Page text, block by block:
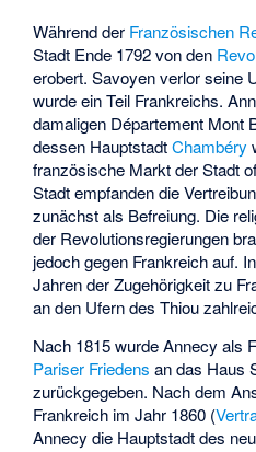
Während der Französischen
Stadt Ende 1792 von den
erobert. Savoyen verlor seine
wurde ein Teil Frankreichs.
damaligen Département Mont
dessen HauptstadtChambéry
französische Markt der Stadt
Stadt empfanden die
zunächst als Befreiung. Die
der Revolutionsregierungen
jedoch gegen Frankreich auf.
Jahren der Zugehörigkeit zu
an den Ufern des Thiou
Nach 1815 wurde Annecy als
Pariser Friedens an das Haus
zurückgegeben. Nach dem
Frankreich im Jahr 1860 (
Annecy die Hauptstadt des